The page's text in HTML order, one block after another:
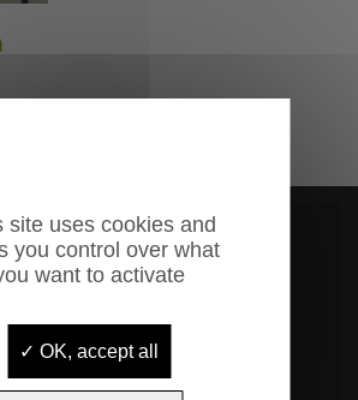
site uses cookies and
you control over what
want to activate
OK, accept all